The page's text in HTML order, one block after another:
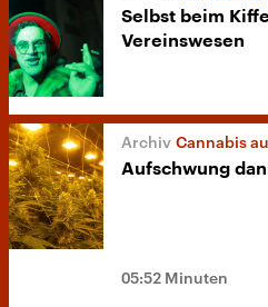
Selbst beim
Vereinswesen
Cannabis
Aufschwung
05:52 Minuten